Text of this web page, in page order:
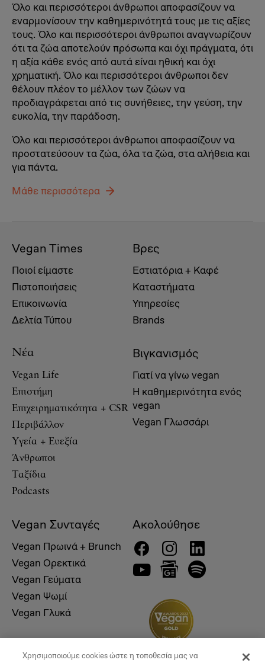
Όλο και περισσότεροι άνθρωποι αποφασίζουν να
εναρμονίσουν την καθημερινότητά τους με τις αξίες
τους. Όλο και περισσότεροι άνθρωποι αναγνωρίζουν
ότι τα ζώα αποτελούν πρόσωπα και όχι πράγματα, ότι
η αξία κάθε ενός από αυτά είναι ηθική και όχι
χρηματική. Όλο και περισσότεροι άνθρωποι δεν
θέλουν πλέον το μέλλον των ζώων να
προδιαγράφεται από τις συνήθειες, την γεύση, την
ευκολία, την παράδοση.
Όλο και περισσότεροι άνθρωποι αποφασίζουν να
προστατεύσουν τα ζώα, όλα τα ζώα, στα αλήθεια και
για πάντα.
Μάθε περισσότερα
Vegan Times
Ποιοί είμαστε
Πιστοποιήσεις
Επικοινωνία
Δελτία Τύπου
Βρες
Εστιατόρια + Καφέ
Καταστήματα
Υπηρεσίες
Brands
Νέα
Vegan Life
Επιστήμη
Επιχειρηματικότητα + CSR
Περιβάλλον
Υγεία + Ευεξία
Άνθρωποι
Ταξίδια
Podcasts
Βιγκανισμός
Γιατί να γίνω vegan
Η καθημερινότητα ενός
vegan
Vegan Γλωσσάρι
Vegan Συνταγές
Vegan Πρωινά + Brunch
Vegan Ορεκτικά
Vegan Γεύματα
Vegan Ψωμί
Vegan Γλυκά
Ακολούθησε
Χρησιμοποιούμε cookies ώστε η τοποθεσία μας να